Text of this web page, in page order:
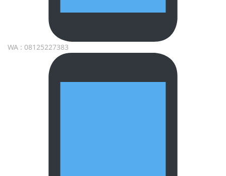
WA : 08125227383